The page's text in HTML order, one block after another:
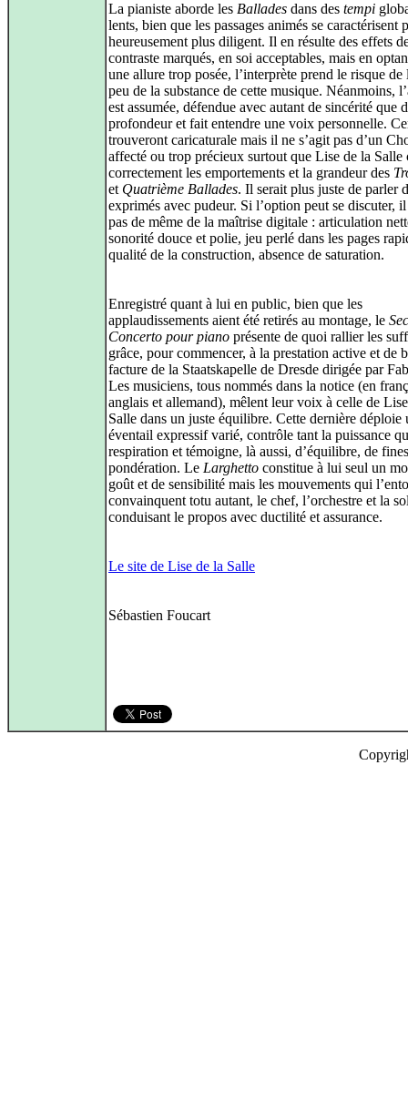
La pianiste aborde les Ballades dans des tempi
lents, bien que les passages animés se caractérisent
heureusement plus diligent. Il en résulte des effets
contraste marqués, en soi acceptables, mais en
une allure trop posée, l’interprète prend le risque de
peu de la substance de cette musique. Néanmoins,
est assumée, défendue avec autant de sincérité que
profondeur et fait entendre une voix personnelle.
trouveront caricaturale mais il ne s’agit pas d’un
affecté ou trop précieux surtout que Lise de la Salle
correctement les emportements et la grandeur des
et Quatrième Ballades. Il serait plus juste de parler
exprimés avec pudeur. Si l’option peut se discuter, il
pas de même de la maîtrise digitale : articulation
sonorité douce et polie, jeu perlé dans les pages
qualité de la construction, absence de saturation.
Enregistré quant à lui en public, bien que les
applaudissements aient été retirés au montage, le
Concerto pour piano présente de quoi rallier les
grâce, pour commencer, à la prestation active et de
facture de la Staatskapelle de Dresde dirigée par
Les musiciens, tous nommés dans la notice (en
anglais et allemand), mêlent leur voix à celle de
Salle dans un juste équilibre. Cette dernière déploie
éventail expressif varié, contrôle tant la puissance
respiration et témoigne, là aussi, d’équilibre, de
pondération. Le Larghetto constitue à lui seul un
goût et de sensibilité mais les mouvements qui
convainquent totu autant, le chef, l’orchestre et la
conduisant le propos avec ductilité et assurance.
Le site de Lise de la Salle
Sébastien Foucart